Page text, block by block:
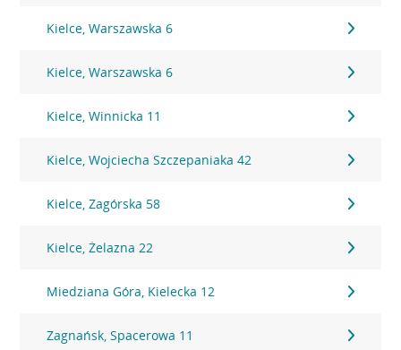
Kielce, Warszawska 6
Kielce, Warszawska 6
Kielce, Winnicka 11
Kielce, Wojciecha Szczepaniaka 42
Kielce, Zagórska 58
Kielce, Żelazna 22
Miedziana Góra, Kielecka 12
Zagnańsk, Spacerowa 11